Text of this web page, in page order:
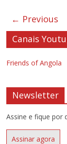
← Previous
Canais
Friends of Angola
Newsletter
Assine e fique por
Assinar agora